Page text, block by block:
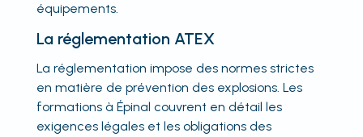
équipements.
La réglementation ATEX
La réglementation impose des normes strictes
en matière de prévention des explosions. Les
formations à Épinal couvrent en détail les
exigences légales et les obligations des